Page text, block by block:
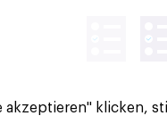
akzeptieren" klicken,